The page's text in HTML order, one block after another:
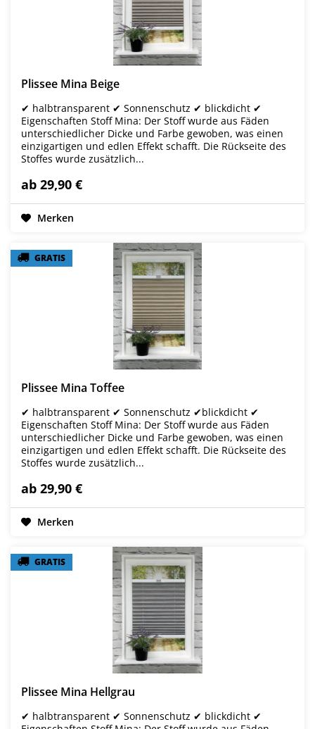
Plissee Mina Beige
✔ halbtransparent ✔ Sonnenschutz ✔ blickdicht ✔
Eigenschaften Stoff Mina: Der Stoff wurde aus Fäden
unterschiedlicher Dicke und Farbe gewoben, was einen
einzigartigen und edlen Effekt schafft. Die Rückseite des
Stoffes wurde zusätzlich...
ab 29,90 €
Merken
GRATIS
GRATIS
Plissee Mina Toffee
✔ halbtransparent ✔ Sonnenschutz ✔blickdicht ✔
Eigenschaften Stoff Mina: Der Stoff wurde aus Fäden
unterschiedlicher Dicke und Farbe gewoben, was einen
einzigartigen und edlen Effekt schafft. Die Rückseite des
Stoffes wurde zusätzlich...
ab 29,90 €
Merken
GRATIS
GRATIS
Plissee Mina Hellgrau
✔ halbtransparent ✔ Sonnenschutz ✔ blickdicht ✔